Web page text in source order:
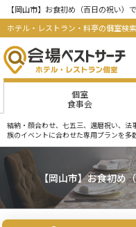
【岡山市】お食初め（百日の祝い）
ホテル・レストラン・料亭の個室検
個室
食事会
結納・顔合わせ、七五三、還暦祝い、
族のイベントに合わせた専用プランを多
【岡山市】お食初め